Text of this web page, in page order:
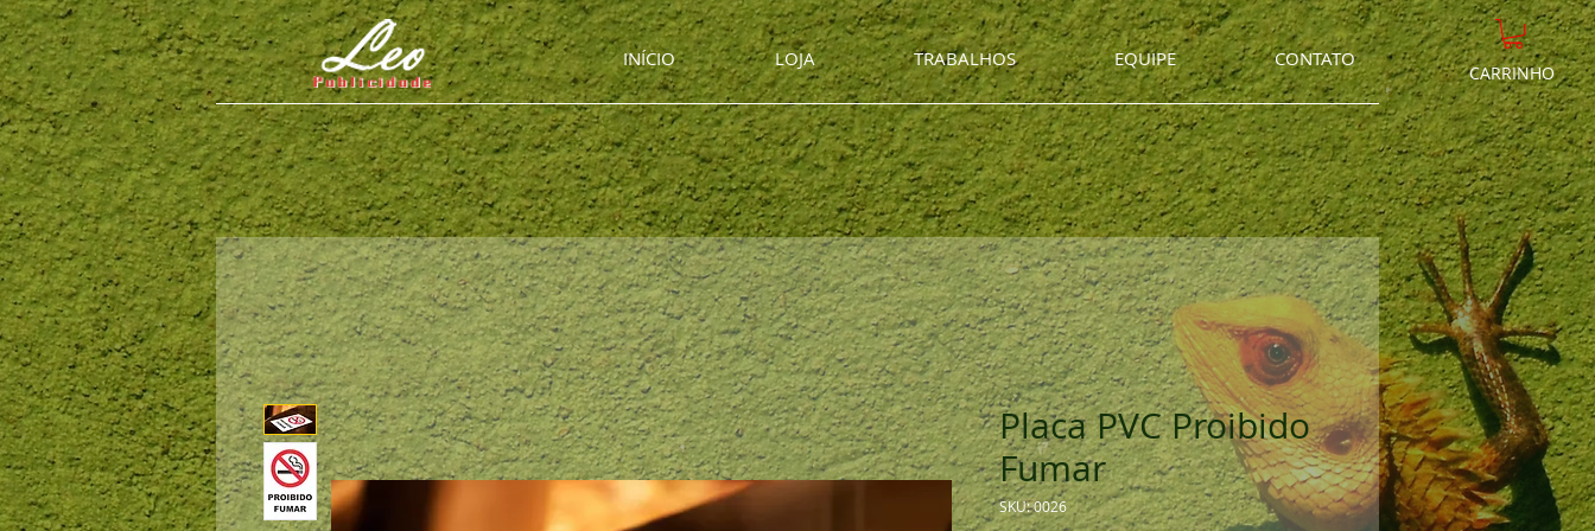
CARRINHO
INÍCIO LOJA TRABALHOS EQUIPE CONTATO
Placa PVC Proibido
Fumar
SKU: 0026